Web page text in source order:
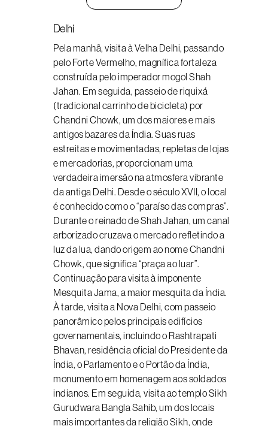
Delhi
Pela manhã, visita à Velha Delhi, passando
pelo Forte Vermelho, magnífica fortaleza
construída pelo imperador mogol Shah
Jahan. Em seguida, passeio de riquixá
(tradicional carrinho de bicicleta) por
Chandni Chowk, um dos maiores e mais
antigos bazares da Índia. Suas ruas
estreitas e movimentadas, repletas de lojas
e mercadorias, proporcionam uma
verdadeira imersão na atmosfera vibrante
da antiga Delhi. Desde o século XVII, o local
é conhecido como o “paraíso das compras”.
Durante o reinado de Shah Jahan, um canal
arborizado cruzava o mercado refletindo a
luz da lua, dando origem ao nome Chandni
Chowk, que significa “praça ao luar”.
Continuação para visita à imponente
Mesquita Jama, a maior mesquita da Índia.
À tarde, visita a Nova Delhi, com passeio
panorâmico pelos principais edifícios
governamentais, incluindo o Rashtrapati
Bhavan, residência oficial do Presidente da
Índia, o Parlamento e o Portão da Índia,
monumento em homenagem aos soldados
indianos. Em seguida, visita ao templo Sikh
Gurudwara Bangla Sahib, um dos locais
mais importantes da religião Sikh, onde